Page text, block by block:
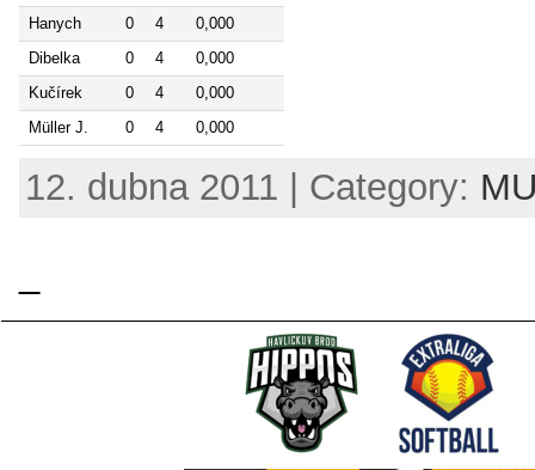
Hanych
0 4
0,000
Dibelka
0 4
0,000
Kučírek
0 4
0,000
Müller J.
0 4 0,000
12. dubna 2011 | Category: